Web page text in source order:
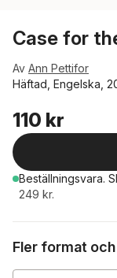
Case for
Av Ann Pettifor
Häftad, Engelska,
110 kr
Beställningsvara.
249 kr.
Fler format